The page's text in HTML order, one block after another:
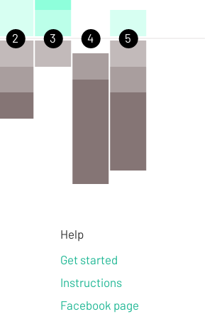
2 3 4 5
Help
Get started
Instructions
Facebook page